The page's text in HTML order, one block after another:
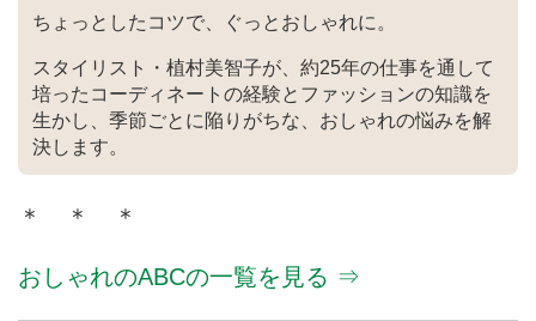
ちょっとしたコツで、ぐっとおしゃれに。
スタイリスト・植村美智子が、約25年の仕事を通して
培ったコーディネートの経験とファッションの知識を
生かし、季節ごとに陥りがちな、おしゃれの悩みを解
決します。
＊ ＊ ＊
おしゃれのABCの一覧を見る ⇒